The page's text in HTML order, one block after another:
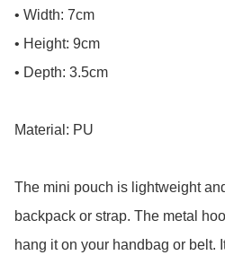
• Width: 7cm
• Height: 9cm
• Depth: 3.5cm
Material: PU
The mini pouch is lightweight
backpack or strap. The metal
hang it on your handbag or belt.